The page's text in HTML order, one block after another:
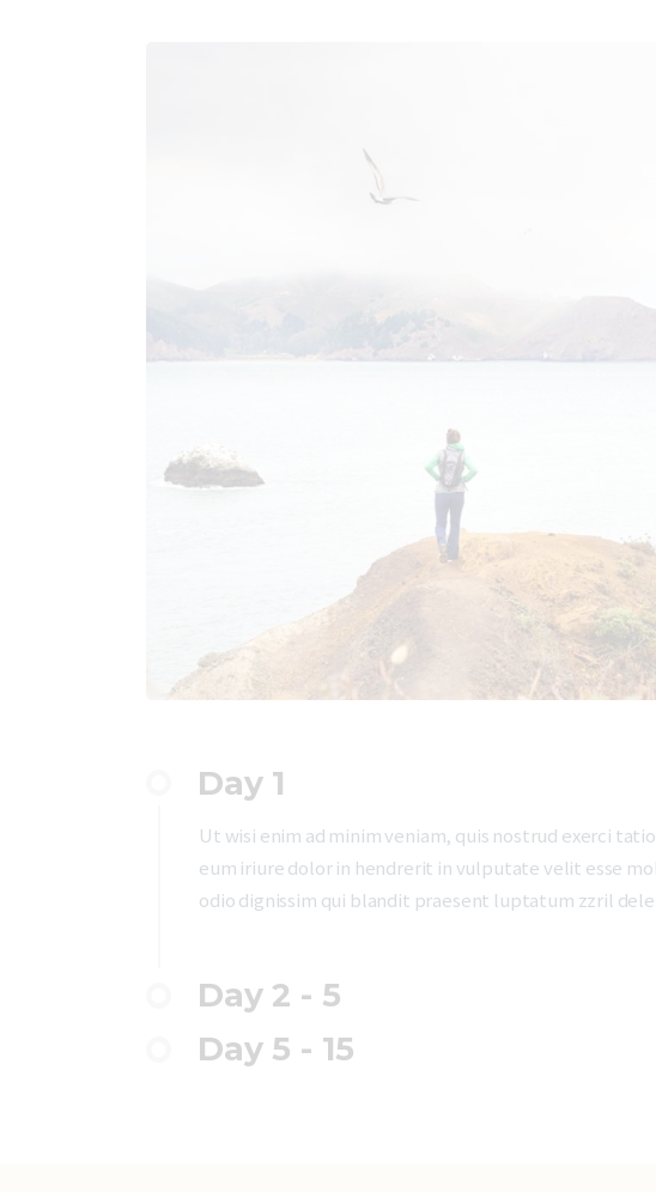
Day 1
Ut wisi enim ad minim veniam, quis nostrud exerci
eum iriure dolor in hendrerit in vulputate velit esse
odio dignissim qui blandit praesent luptatum zzril
Day 2 - 5
Day 5 - 15